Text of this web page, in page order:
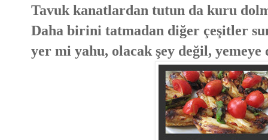
Tavuk kanatlardan tutun da kuru
Daha birini tatmadan diğer çeşitler
yer mi yahu, olacak şey değil, yemeye